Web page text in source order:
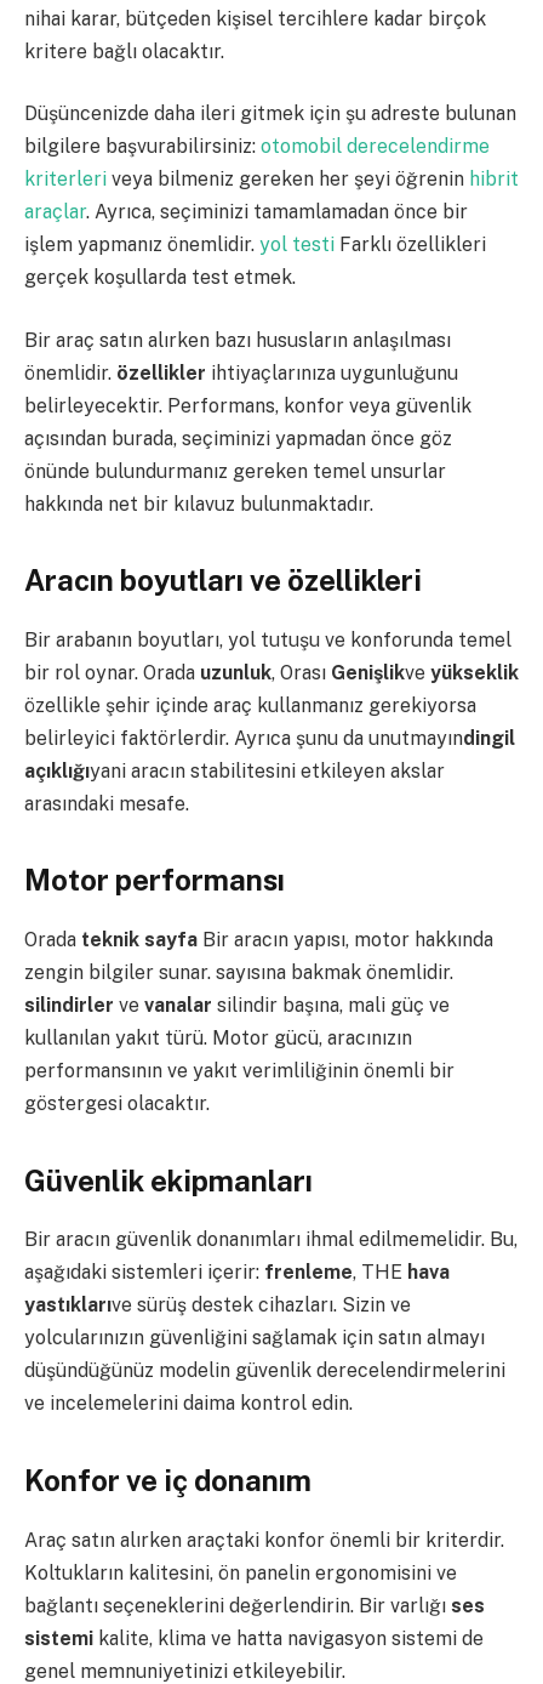
nihai karar, bütçeden kişisel tercihlere kadar birçok
kritere bağlı olacaktır.
Düşüncenizde daha ileri gitmek için şu adreste bulunan
bilgilere başvurabilirsiniz: otomobil derecelendirme
kriterleri veya bilmeniz gereken her şeyi öğrenin hibrit
araçlar. Ayrıca, seçiminizi tamamlamadan önce bir
işlem yapmanız önemlidir. yol testi Farklı özellikleri
gerçek koşullarda test etmek.
Bir araç satın alırken bazı hususların anlaşılması
önemlidir. özellikler ihtiyaçlarınıza uygunluğunu
belirleyecektir. Performans, konfor veya güvenlik
açısından burada, seçiminizi yapmadan önce göz
önünde bulundurmanız gereken temel unsurlar
hakkında net bir kılavuz bulunmaktadır.
Aracın boyutları ve özellikleri
Bir arabanın boyutları, yol tutuşu ve konforunda temel
bir rol oynar. Orada uzunluk, Orası Genişlikve yükseklik
özellikle şehir içinde araç kullanmanız gerekiyorsa
belirleyici faktörlerdir. Ayrıca şunu da unutmayındingil
açıklığıyani aracın stabilitesini etkileyen akslar
arasındaki mesafe.
Motor performansı
Orada teknik sayfa Bir aracın yapısı, motor hakkında
zengin bilgiler sunar. sayısına bakmak önemlidir.
silindirler ve vanalar silindir başına, mali güç ve
kullanılan yakıt türü. Motor gücü, aracınızın
performansının ve yakıt verimliliğinin önemli bir
göstergesi olacaktır.
Güvenlik ekipmanları
Bir aracın güvenlik donanımları ihmal edilmemelidir. Bu,
aşağıdaki sistemleri içerir: frenleme, THE hava
yastıklarıve sürüş destek cihazları. Sizin ve
yolcularınızın güvenliğini sağlamak için satın almayı
düşündüğünüz modelin güvenlik derecelendirmelerini
ve incelemelerini daima kontrol edin.
Konfor ve iç donanım
Araç satın alırken araçtaki konfor önemli bir kriterdir.
Koltukların kalitesini, ön panelin ergonomisini ve
bağlantı seçeneklerini değerlendirin. Bir varlığı ses
sistemi kalite, klima ve hatta navigasyon sistemi de
genel memnuniyetinizi etkileyebilir.